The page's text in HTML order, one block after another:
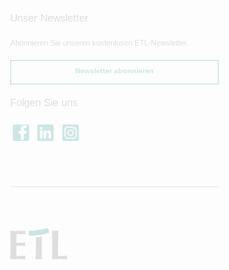
Unser Newsletter
Abonnieren Sie unseren kostenlosen ETL-Newsletter.
Newsletter abonnieren
Folgen Sie uns